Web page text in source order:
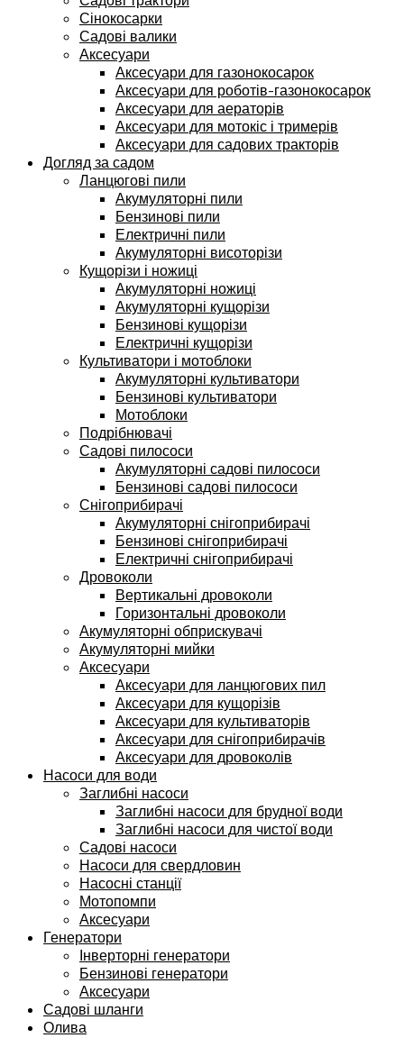
Сінокосарки
Садові валики
Аксесуари
Аксесуари для газонокосарок
Аксесуари для роботів-газонокосарок
Аксесуари для аераторів
Аксесуари для мотокіс і тримерів
Аксесуари для садових тракторів
Догляд за садом
Ланцюгові пили
Акумуляторні пили
Бензинові пили
Електричні пили
Акумуляторні висоторізи
Кущорізи і ножиці
Акумуляторні ножиці
Акумуляторні кущорізи
Бензинові кущорізи
Електричні кущорізи
Культиватори і мотоблоки
Акумуляторні культиватори
Бензинові культиватори
Мотоблоки
Подрібнювачі
Садові пилососи
Акумуляторні садові пилососи
Бензинові садові пилососи
Снігоприбирачі
Акумуляторні снігоприбирачі
Бензинові снігоприбирачі
Електричні снігоприбирачі
Дровоколи
Вертикальні дровоколи
Горизонтальні дровоколи
Акумуляторні обприскувачі
Акумуляторні мийки
Аксесуари
Аксесуари для ланцюгових пил
Аксесуари для кущорізів
Аксесуари для культиваторів
Аксесуари для снігоприбирачів
Аксесуари для дровоколів
Насоси для води
Заглибні насоси
Заглибні насоси для брудної води
Заглибні насоси для чистої води
Садові насоси
Насоси для свердловин
Насосні станції
Мотопомпи
Аксесуари
Генератори
Інверторні генератори
Бензинові генератори
Аксесуари
Садові шланги
Олива